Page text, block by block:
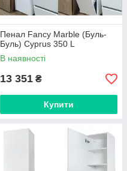
Пенал Fancy Marble (Буль-
Буль) Cyprus 350 L
В наявності
13 351 ₴
Купити